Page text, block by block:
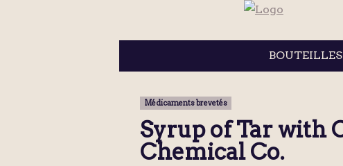
Médicaments brevetés
Syrup of Tar with
Chemical Co.